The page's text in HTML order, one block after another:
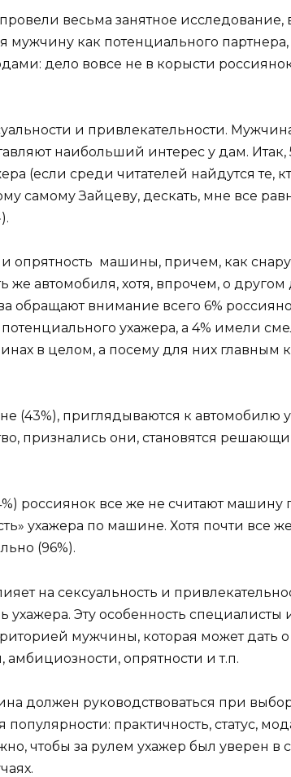
весьма занятное исследование,
как потенциального
дело вовсе не в корысти
и привлекательности.
наибольший интерес у дам.
(если среди читателей найдутся те,
самому Зайцеву, дескать, мне все
опрятность машины, причем, как
автомобиля, хотя, впрочем, о
обращают внимание всего 6%
ухажера, а 4% имели
в целом, а посему для них главным
(43%), приглядываются к
признались они, становятся
россиянок все же не считают машину
ухажера по машине. Хотя почти все
(96%).
на сексуальность и
Эту особенность специалисты
мужчины, которая может дать
опрятности и т.п.
должен руководствоваться при
практичность, статус,
чтобы за рулем ухажер был уверен в